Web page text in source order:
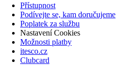
Přístupnost
Podívejte se, kam doručujeme
Poplatek za službu
Nastavení Cookies
Možnosti platby
itesco.cz
Clubcard